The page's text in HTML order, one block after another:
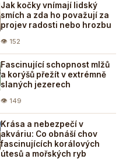
Jak kočky vnímají lidský
smích a zda ho považují za
projev radosti nebo hrozbu
👁 152
Fascinující schopnost mlžů
a korýšů přežít v extrémně
slaných jezerech
👁 149
Krása a nebezpečí v
akváriu: Co obnáší chov
fascinujících korálových
útesů a mořských ryb